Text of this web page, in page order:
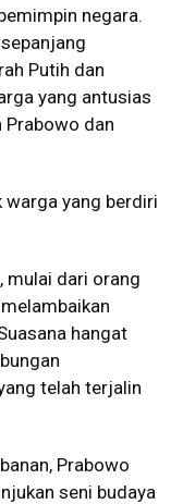
negara.
Putih dan
yang antusias
Prabowo dan
warga yang berdiri
mulai dari orang
hangat
telah terjalin
Prabowo
seni budaya